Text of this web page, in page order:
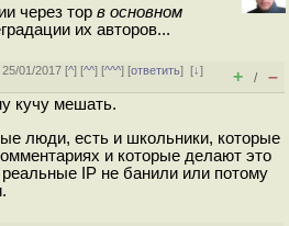
через тор в основном
их авторов...
01/2017 [^] [^^] [^^^] [ответить][↓]
+ / –
кучу мешать.
люди, есть и школьники, которые
и которые делают это
IP не банили или потому